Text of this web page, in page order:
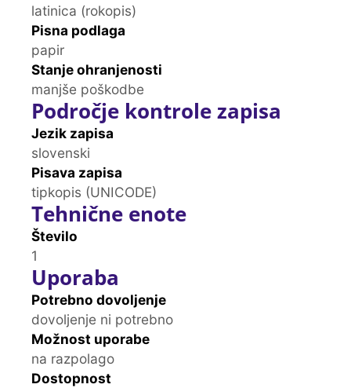
latinica (rokopis)
Pisna podlaga
papir
Stanje ohranjenosti
manjše poškodbe
Področje kontrole zapisa
Jezik zapisa
slovenski
Pisava zapisa
tipkopis (UNICODE)
Tehnične enote
Število
1
Uporaba
Potrebno dovoljenje
dovoljenje ni potrebno
Možnost uporabe
na razpolago
Dostopnost